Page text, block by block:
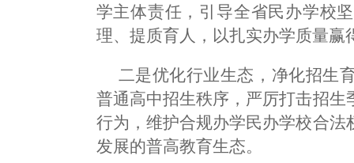
学主体责任，引导全省民办学校
理、提质育人，以扎实办学质量赢
二是优化行业生态，净化招生
普通高中招生秩序，严厉打击招
行为，维护合规办学民办学校合
发展的普高教育生态。